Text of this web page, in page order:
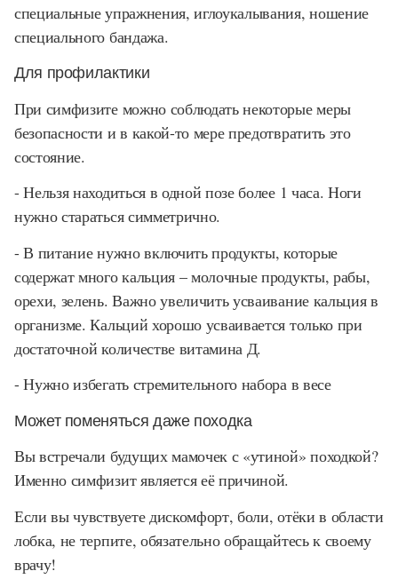
специальные упражнения, иглоукалывания, ношение
специального бандажа.
Для профилактики
При симфизите можно соблюдать некоторые меры
безопасности и в какой-то мере предотвратить это
состояние.
- Нельзя находиться в одной позе более 1 часа. Ноги
нужно стараться симметрично.
- В питание нужно включить продукты, которые
содержат много кальция – молочные продукты, рабы,
орехи, зелень. Важно увеличить усваивание кальция в
организме. Кальций хорошо усваивается только при
достаточной количестве витамина Д.
- Нужно избегать стремительного набора в весе
Может поменяться даже походка
Вы встречали будущих мамочек с «утиной» походкой?
Именно симфизит является её причиной.
Если вы чувствуете дискомфорт, боли, отёки в области
лобка, не терпите, обязательно обращайтесь к своему
врачу!